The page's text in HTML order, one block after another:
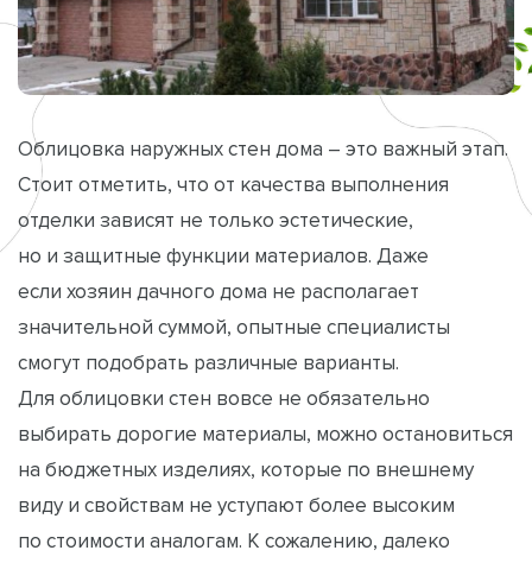
Облицовка наружных стен дома – это важный этап.
Стоит отметить, что от качества выполнения
отделки зависят не только эстетические,
но и защитные функции материалов. Даже
если хозяин дачного дома не располагает
значительной суммой, опытные специалисты
смогут подобрать различные варианты.
Для облицовки стен вовсе не обязательно
выбирать дорогие материалы, можно остановиться
на бюджетных изделиях, которые по внешнему
виду и свойствам не уступают более высоким
по стоимости аналогам. К сожалению, далеко